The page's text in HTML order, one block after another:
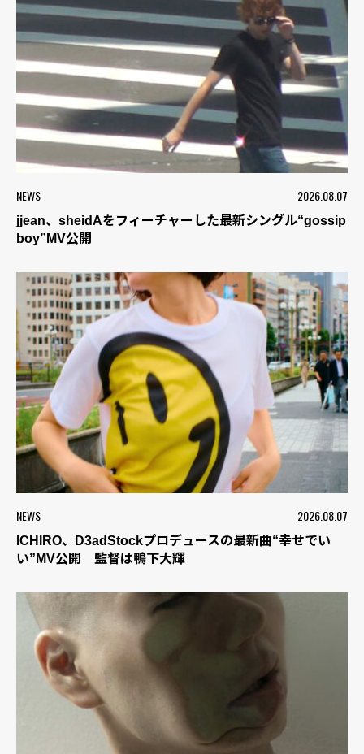
NEWS 2026.08.07
jjean、sheidAをフィーチャーした最新シングル“gossip
boy”MV公開
NEWS 2026.08.07
ICHIRO、D3adStockプロデュースの最新曲“幸せでい
い”MV公開 監督は鴨下大輝